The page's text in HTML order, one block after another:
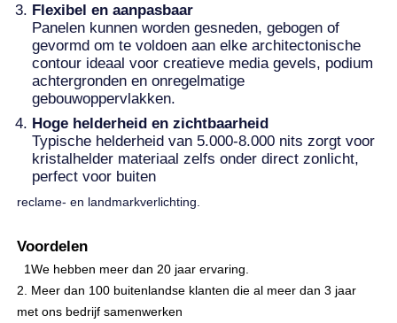
Flexibel en aanpasbaar
Panelen kunnen worden gesneden, gebogen of
gevormd om te voldoen aan elke architectonische
contour ideaal voor creatieve media gevels, podium
achtergronden en onregelmatige
gebouwoppervlakken.
Hoge helderheid en zichtbaarheid
Typische helderheid van 5.000-8.000 nits zorgt voor
kristalhelder materiaal zelfs onder direct zonlicht,
perfect voor buiten
reclame- en landmarkverlichting.
Voordelen
1We hebben meer dan 20 jaar ervaring.
2. Meer dan 100 buitenlandse klanten die al meer dan 3 jaar
met ons bedrijf samenwerken